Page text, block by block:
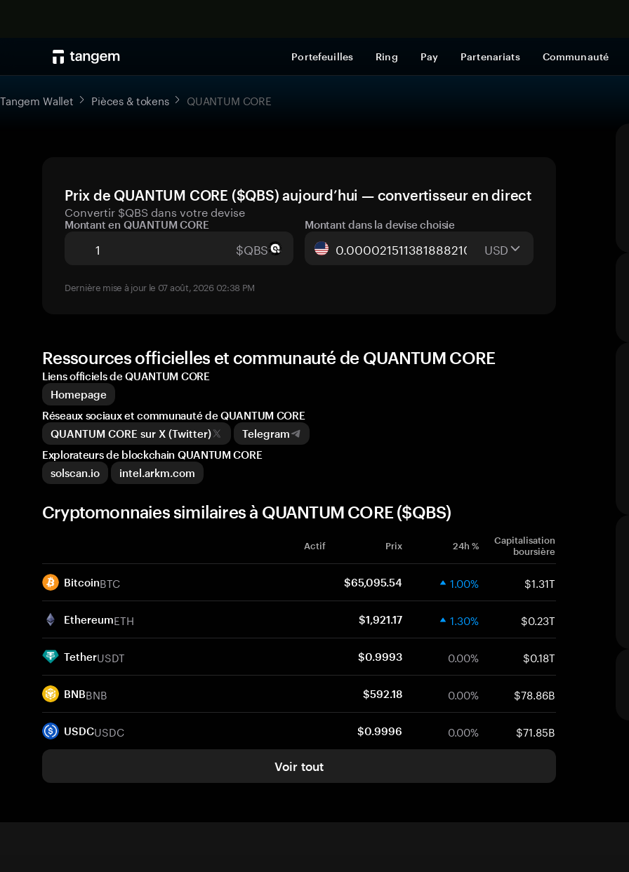
Portefeuilles Ring Pay Partenariats Communauté
Tangem Wallet Pièces & tokens QUANTUM CORE
Prix de QUANTUM CORE ($QBS) aujourd’hui — convertisseur en direct
Convertir $QBS dans votre devise
Montant en QUANTUM CORE
$QBS
Montant dans la devise choisie
USD
Dernière mise à jour le 07 août, 2026 02:38 PM
Ressources officielles et communauté de QUANTUM CORE
Liens officiels de QUANTUM CORE
Homepage
Réseaux sociaux et communauté de QUANTUM CORE
QUANTUM CORE sur X (Twitter)
Telegram
Explorateurs de blockchain QUANTUM CORE
solscan.io
intel.arkm.com
Cryptomonnaies similaires à QUANTUM CORE ($QBS)
Actif Prix 24h %
Capitalisation
boursière
BitcoinBTC $65,095.54 1.00% $1.31T
EthereumETH $1,921.17 1.30% $0.23T
TetherUSDT $0.9993 0.00% $0.18T
BNBBNB $592.18 0.00% $78.86B
USDCUSDC $0.9996 0.00% $71.85B
Voir tout